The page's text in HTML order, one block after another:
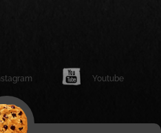
Youtube